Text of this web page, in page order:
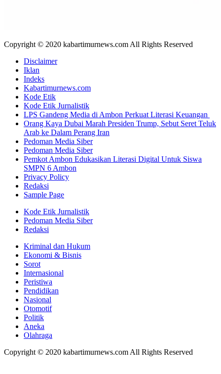
Copyright © 2020 kabartimurnews.com All Rights Reserved
Disclaimer
Iklan
Indeks
Kabartimurnews.com
Kode Etik
Kode Etik Jurnalistik
LPS Gandeng Media di Ambon Perkuat Literasi Keuangan
Orang Kaya Dubai Marah Presiden Trump, Sebut Seret Teluk
Arab ke Dalam Perang Iran
Pedoman Media Siber
Pedoman Media Siber
Pemkot Ambon Edukasikan Literasi Digital Untuk Siswa
SMPN 6 Ambon
Privacy Policy
Redaksi
Sample Page
Kode Etik Jurnalistik
Pedoman Media Siber
Redaksi
Kriminal dan Hukum
Ekonomi & Bisnis
Sorot
Internasional
Peristiwa
Pendidikan
Nasional
Otomotif
Politik
Aneka
Olahraga
Copyright © 2020 kabartimurnews.com All Rights Reserved